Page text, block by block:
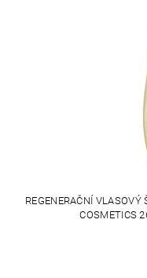
REGENERAČNÍ
COSMETICS